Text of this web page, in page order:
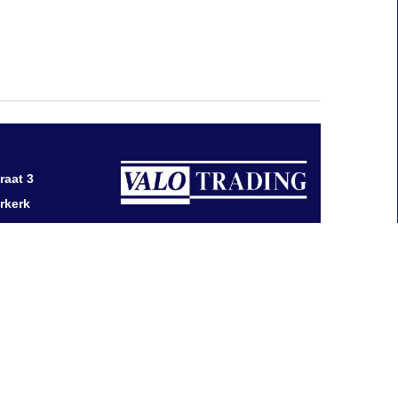
3
ALLES ACCEPTEREN ALLES AFWIJZEN